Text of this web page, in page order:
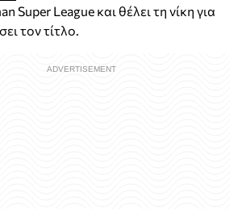
Super League και θέλει τη νίκη για
τον τίτλο.